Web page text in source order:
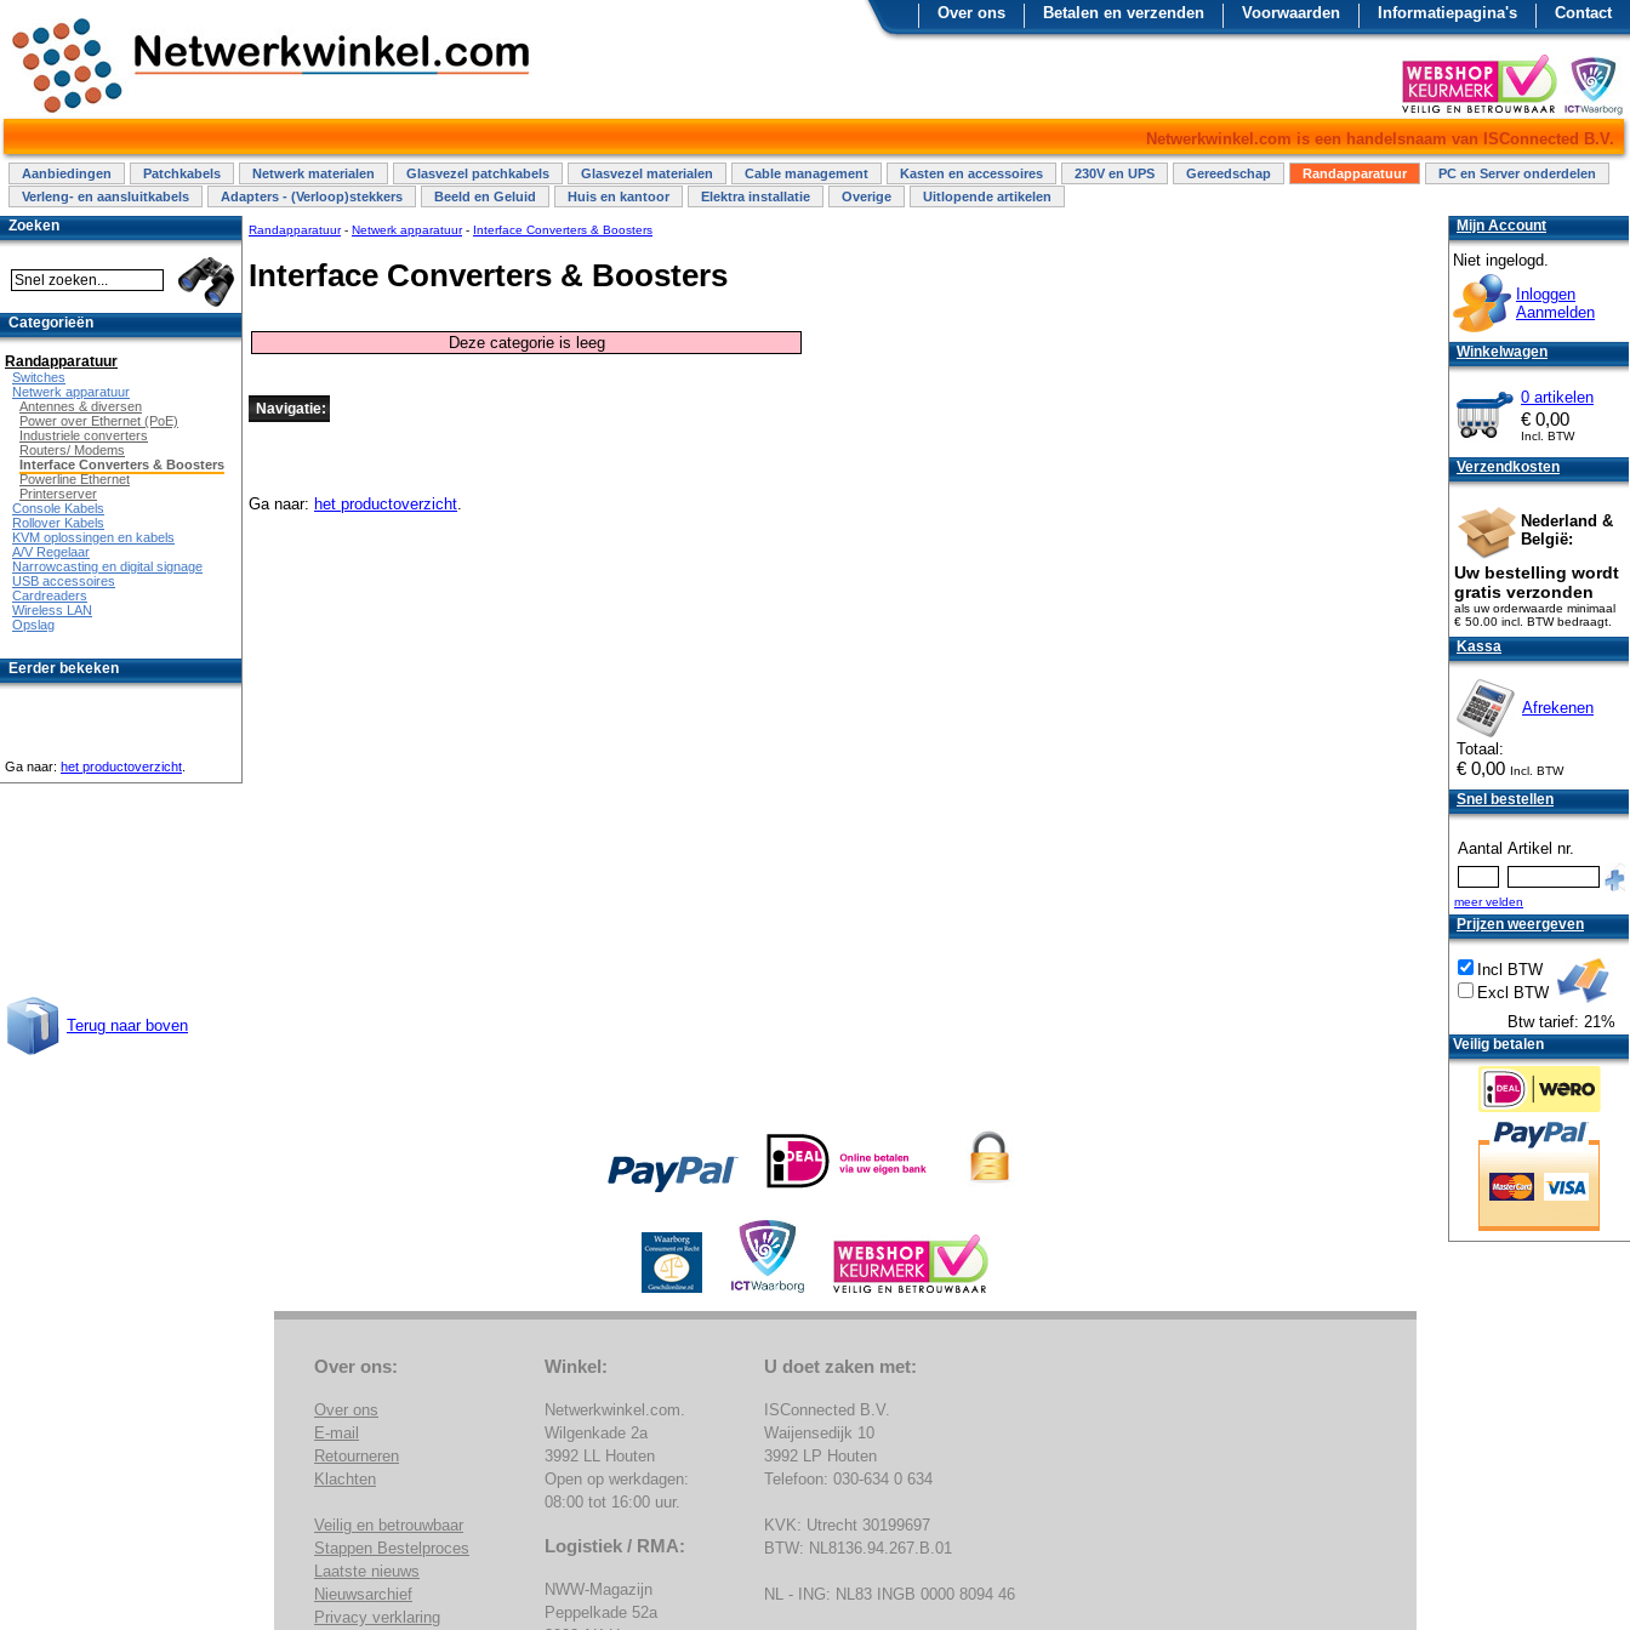
Contact
Informatiepagina's
Voorwaarden
Betalen en verzenden
Over ons
Netwerkwinkel.com is een handelsnaam van ISConnected B.V.
Aanbiedingen Patchkabels Netwerk materialen Glasvezel patchkabels Glasvezel materialen Cable management Kasten en accessoires 230V en UPS Gereedschap Randapparatuur
PC en Server onderdelen
Verleng- en aansluitkabels
Adapters - (Verloop)stekkers Beeld en Geluid Huis en kantoor Elektra installatie Overige Uitlopende artikelen
Randapparatuur- Netwerk apparatuur- Interface Converters & Boosters
Interface Converters & Boosters
Deze categorie is leeg
Navigatie:
Ga naar: het productoverzicht
Terug naar boven
Zoeken
Categorieën
Randapparatuur
Switches
Netwerk apparatuur
Antennes & diversen
Power over Ethernet (PoE)
Industriele converters
Routers/ Modems
Interface Converters & Boosters
Powerline Ethernet
Printerserver
Console Kabels
Rollover Kabels
KVM oplossingen en kabels
A/V Regelaar
Narrowcasting en digital signage
USB accessoires
Cardreaders
Wireless LAN
Opslag
Eerder bekeken
Ga naar: het productoverzicht
Mijn Account
Niet ingelogd.
Inloggen
Aanmelden
Winkelwagen
0 artikelen
€ 0,00
Incl. BTW
Verzendkosten
Nederland &
België:
Uw bestelling wordt
gratis verzonden
als uw orderwaarde minimaal
€ 50.00 incl. BTWbedraagt.
Kassa
Afrekenen
Totaal:
€ 0,00 Incl. BTW
Snel bestellen
Aantal Artikel nr.
meer velden
Prijzen weergeven
Incl BTW
Excl BTW
Btw tarief: 21%
Veilig betalen
Over ons:
Over ons
E-mail
Retourneren
Klachten
Veilig en betrouwbaar
Stappen Bestelproces
Laatste nieuws
Nieuwsarchief
Privacy verklaring
Winkel:
Netwerkwinkel.com.
Wilgenkade 2a
3992 LL Houten
Open op werkdagen:
08:00 tot 16:00 uur.
Logistiek / RMA:
NWW-Magazijn
Peppelkade 52a
U doet zaken met:
ISConnected B.V.
Waijensedijk 10
3992 LP Houten
Telefoon: 030-634 0 634
KVK: Utrecht 30199697
BTW: NL8136.94.267.B.01
NL - ING: NL83 INGB 0000 8094 46